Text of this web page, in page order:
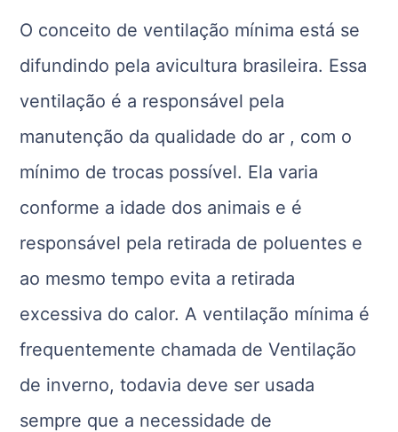
O conceito de ventilação mínima está se
difundindo pela avicultura brasileira. Essa
ventilação é a responsável pela
manutenção da qualidade do ar , com o
mínimo de trocas possível. Ela varia
conforme a idade dos animais e é
responsável pela retirada de poluentes e
ao mesmo tempo evita a retirada
excessiva do calor. A ventilação mínima é
frequentemente chamada de Ventilação
de inverno, todavia deve ser usada
sempre que a necessidade de